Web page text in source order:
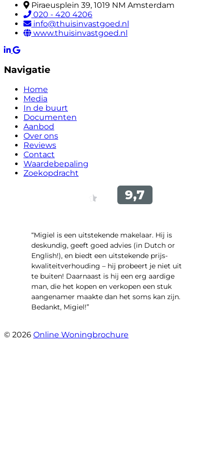
Piraeusplein 39, 1019 NM Amsterdam
020 - 420 4206
info@thuisinvastgoed.nl
www.thuisinvastgoed.nl
Navigatie
Home
Media
In de buurt
Documenten
Aanbod
Over ons
Reviews
Contact
Waardebepaling
Zoekopdracht
“Migiel is een uitstekende makelaar. Hij is
deskundig, geeft goed advies (in Dutch or
English!), en biedt een uitstekende prijs-
kwaliteitverhouding – hij probeert je niet uit
te buiten! Daarnaast is hij een erg aardige
man, die het kopen en verkopen een stuk
aangenamer maakte dan het soms kan zijn.
Bedankt, Migiel!”
© 2026 Online Woningbrochure